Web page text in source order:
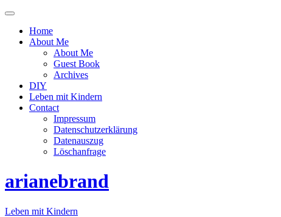
Menü
oder
ausblenden
Home
About Me
About Me
Guest Book
Archives
DIY
Leben mit Kindern
Contact
Impressum
Datenschutzerklärung
Datenauszug
Löschanfrage
arianebrand
Leben mit Kindern